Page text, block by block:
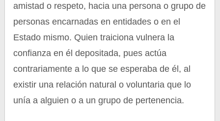
amistad o respeto, hacia una persona o grupo de
personas encarnadas en entidades o en el
Estado mismo. Quien traiciona vulnera la
confianza en él depositada, pues actúa
contrariamente a lo que se esperaba de él, al
existir una relación natural o voluntaria que lo
unía a alguien o a un grupo de pertenencia.